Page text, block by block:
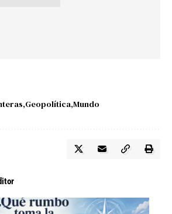
Geopolítica Mundo